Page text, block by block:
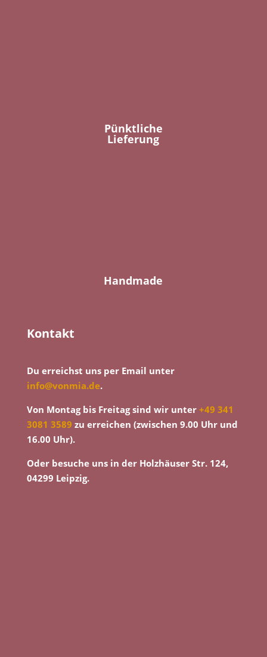
Pünktliche
Lieferung
Handmade
Kontakt
Du erreichst uns per Email unter
info@vonmia.de.
Von Montag bis Freitag sind wir unter +49 341
3081 3589 zu erreichen (zwischen 9.00 Uhr und
16.00 Uhr).
Oder besuche uns in der Holzhäuser Str. 124,
04299 Leipzig.